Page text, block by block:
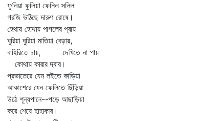
ফুলিয়া ফুলিয়া ফেনিল সলিল
গরজি উঠিছে দারুণ রোষে।
হেথায় হোথায় পাগলের প্রায়
ঘুরিয়া ঘুরিয়া মাতিয়া বেড়ায়,
বাহিরিতে চায়, দেখিতে না পায়
কোথায় কারার দ্বার।
প্রভাতেরে যেন লইতে কাড়িয়া
আকাশেরে যেন ফেলিতে ছিঁড়িয়া
উঠে শূন্যপানে--পড়ে আছাড়িয়া
করে শেষে হাহাকার।